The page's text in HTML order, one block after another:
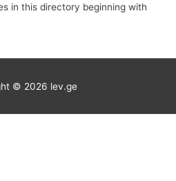
in this directory beginning with
© 2026 lev.ge